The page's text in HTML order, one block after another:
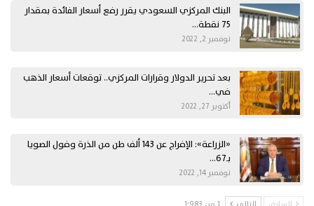
البنك المركزي السعودي يقرر رفع أسعار الفائدة بمقدار
75 نقطة…
نوفمبر 2, 2022
بعد تحرير الدولار وقرارات المركزي.. توقعات أسعار الذهب
في…
أكتوبر 27, 2022
«الزراعة»: الإفراج عن 143 ألف طن من الذرة وفول الصويا
بـ67…
نوفمبر 14, 2022